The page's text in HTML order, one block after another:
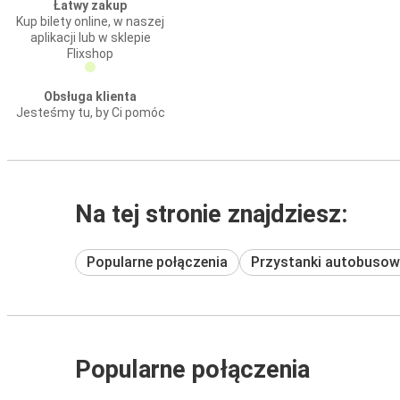
Łatwy zakup
Kup bilety online, w naszej
aplikacji lub w sklepie
Flixshop
Obsługa klienta
Jesteśmy tu, by Ci pomóc
Na tej stronie znajdziesz:
Popularne połączenia Przystanki
Popularne połączenia